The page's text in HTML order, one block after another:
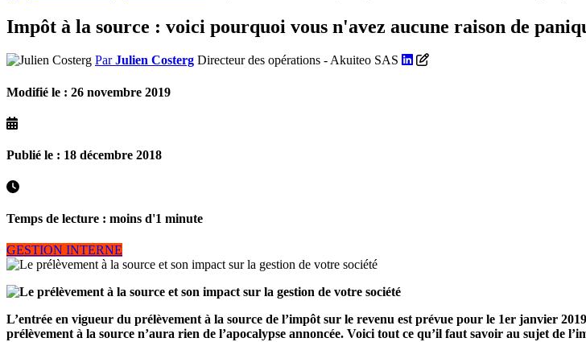
Impôt à la source : voici pourquoi vous n'avez aucune raison de
ParJulien Costerg Directeur des opérations - Akuiteo SAS
Modifié le : 26 novembre 2019
Publié le : 18 décembre 2018
Temps de lecture : moins d'1 minute
GESTION INTERNE
L’entrée en vigueur du prélèvement à la source de l’impôt sur le revenu est prévue pour le 1er janvier
prélèvement à la source n’aura rien de l’apocalypse annoncée. Voici tout ce qu’il faut savoir au sujet de